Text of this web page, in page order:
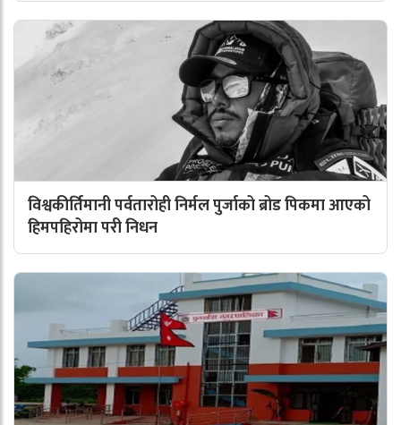
विश्वकीर्तिमानी पर्वतारोही निर्मल पुर्जाको ब्रोड पिकमा आएको
हिमपहिरोमा परी निधन